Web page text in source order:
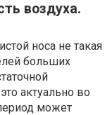
воздуха.
носа не такая
больших
актуально во
может